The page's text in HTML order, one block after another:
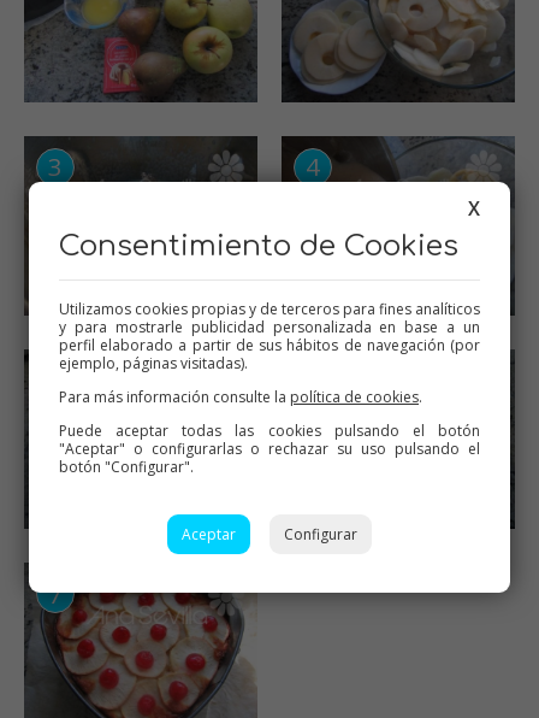
X
Consentimiento de Cookies
Utilizamos cookies propias y de terceros para fines analíticos
y para mostrarle publicidad personalizada en base a un
perfil elaborado a partir de sus hábitos de navegación (por
ejemplo, páginas visitadas).
Para más información consulte la política de cookies.
Puede aceptar todas las cookies pulsando el botón
"Aceptar" o configurarlas o rechazar su uso pulsando el
botón "Configurar".
Aceptar Configurar